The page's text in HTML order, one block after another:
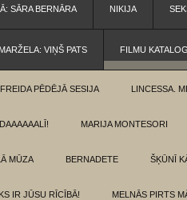
SĀRA BERNĀRA NIKIJA
VIŅŠ PATS FILMU
FREIDA PĒDĒJĀ SESIJA LINCESSA.
DAAAAAALĪ! MARIJA MONTESORI
MŪZA BERNADETE ŠĶŪNĪ
IR JŪSU RĪCĪBĀ! MELNĀS PIRTS